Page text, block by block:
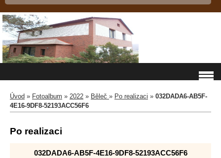
Úvod » Fotoalbum » 2022 » Běleč » Po realizaci » 032DADA6-AB5F-
4E16-9DF8-52193ACC56F6
Po realizaci
032DADA6-AB5F-4E16-9DF8-52193ACC56F6